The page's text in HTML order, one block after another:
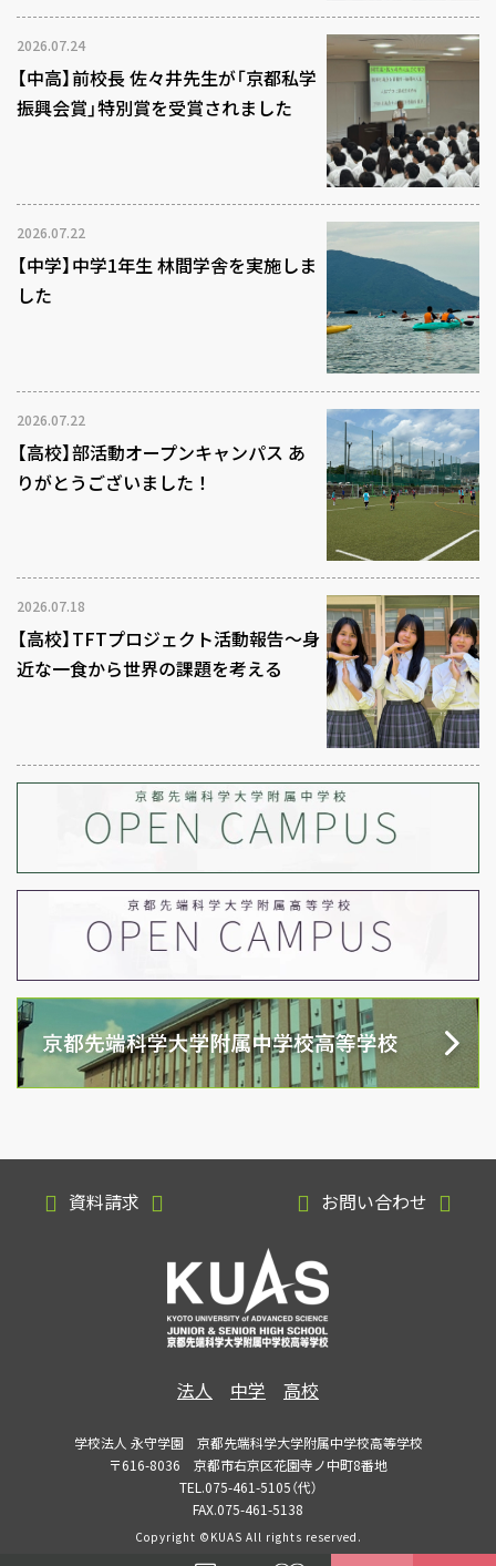
2026.07.24
【中高】前校長 佐々井先生が「京都私学
振興会賞」特別賞を受賞されました
2026.07.22
【中学】中学1年生 林間学舎を実施しま
した
2026.07.22
【高校】部活動オープンキャンパス あ
りがとうございました！
2026.07.18
【高校】TFTプロジェクト活動報告～身
近な一食から世界の課題を考える
資料請求 お問い合わせ
法人 中学 高校
学校法人 永守学園 京都先端科学大学附属中学校高等学校
〒616-8036 京都市右京区花園寺ノ中町8番地
TEL.075-461-5105（代）
FAX.075-461-5138
Copyright ©KUAS All rights reserved.